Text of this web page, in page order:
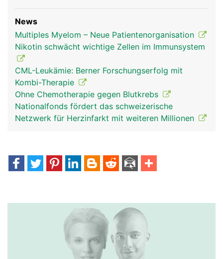
News
Multiples Myelom – Neue Patientenorganisation
Nikotin schwächt wichtige Zellen im Immunsystem
CML-Leukämie: Berner Forschungserfolg mit
Kombi-Therapie
Ohne Chemotherapie gegen Blutkrebs
Nationalfonds fördert das schweizerische
Netzwerk für Herzinfarkt mit weiteren Millionen